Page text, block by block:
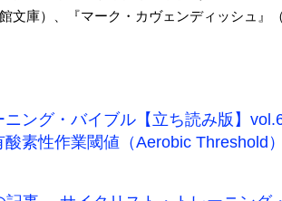
文庫）、『マーク・カヴェンディッシュ』
ング・バイブル【立ち読み版】
素性作業閾値（Aerobic Threshold）